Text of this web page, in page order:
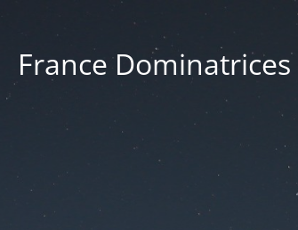
France Dominatrices